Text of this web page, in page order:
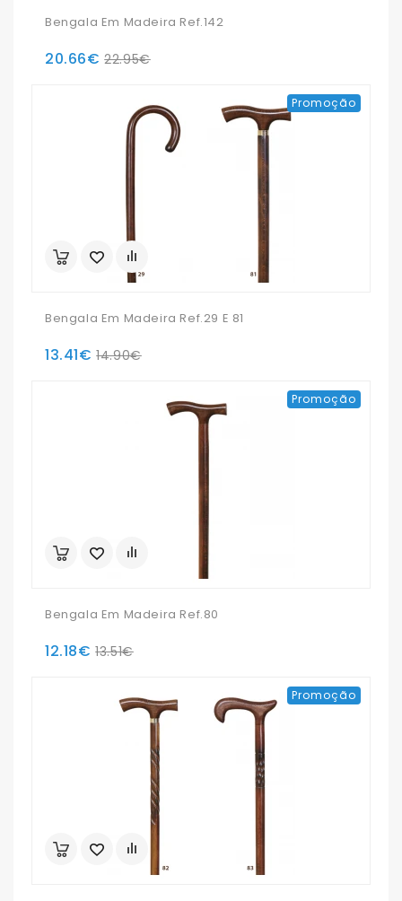
Bengala Em Madeira Ref.142
20.66€ 22.95€
Promoção
Bengala Em Madeira Ref.29 E 81
13.41€ 14.90€
Promoção
Bengala Em Madeira Ref.80
12.18€ 13.51€
Promoção